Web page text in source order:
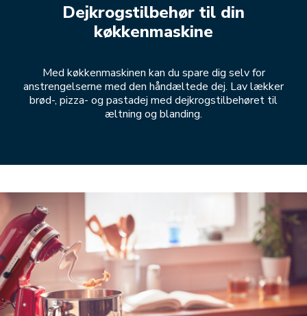
Dejkrogstilbehør til din
køkkenmaskine
Med køkkenmaskinen kan du spare dig selv for
anstrengelserne med den håndæltede dej. Lav lækker
brød-, pizza- og pastadej med dejkrogstilbehøret til
æltning og blanding.